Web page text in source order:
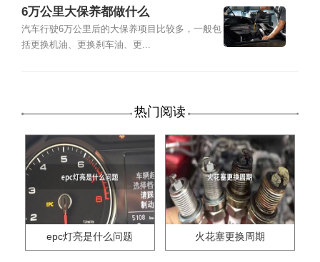
6万公里大保养都做什么
汽车行驶6万公里后的大保养项目比较多，一般包
括更换机油、更换刹车油、更...
热门阅读
epc灯亮是什么问题 火花塞更换周期